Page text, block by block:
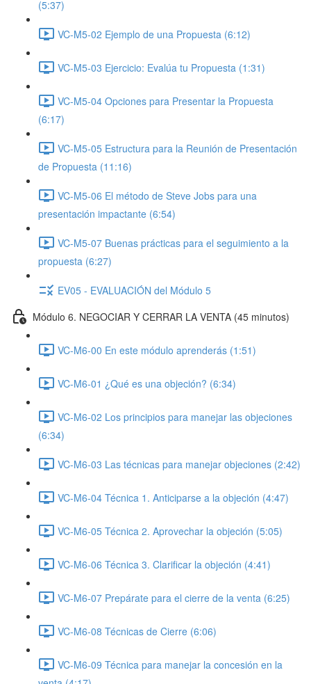
(5:37)
VC-M5-02 Ejemplo de una Propuesta (6:12)
VC-M5-03 Ejercicio: Evalúa tu Propuesta (1:31)
VC-M5-04 Opciones para Presentar la Propuesta
(6:17)
VC-M5-05 Estructura para la Reunión de Presentación
de Propuesta (11:16)
VC-M5-06 El método de Steve Jobs para una
presentación impactante (6:54)
VC-M5-07 Buenas prácticas para el seguimiento a la
propuesta (6:27)
EV05 - EVALUACIÓN del Módulo 5
Módulo 6. NEGOCIAR Y CERRAR LA VENTA (45 minutos)
VC-M6-00 En este módulo aprenderás (1:51)
VC-M6-01 ¿Qué es una objeción? (6:34)
VC-M6-02 Los principios para manejar las objeciones
(6:34)
VC-M6-03 Las técnicas para manejar objeciones (2:42)
VC-M6-04 Técnica 1. Anticiparse a la objeción (4:47)
VC-M6-05 Técnica 2. Aprovechar la objeción (5:05)
VC-M6-06 Técnica 3. Clarificar la objeción (4:41)
VC-M6-07 Prepárate para el cierre de la venta (6:25)
VC-M6-08 Técnicas de Cierre (6:06)
VC-M6-09 Técnica para manejar la concesión en la